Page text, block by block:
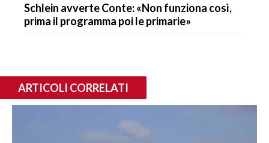
Schlein avverte Conte: «Non funziona così,
prima il programma poi le primarie»
ARTICOLI CORRELATI